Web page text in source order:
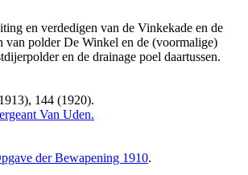
en verdedigen van de Vinkekade en de
van polder De Winkel en de (voormalige)
en de drainage poel daartussen.
144 (1920).
Van Uden.
der Bewapening 1910.